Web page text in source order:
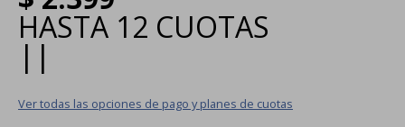
HASTA 12 CUOTAS
| |
Ver todas las opciones de pago y planes de cuotas